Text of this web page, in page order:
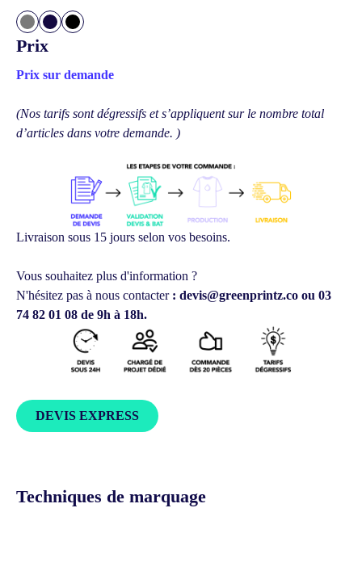
Prix
Prix sur demande
(Nos tarifs sont dégressifs et s’appliquent sur le nombre total
d’articles dans votre demande. )
Livraison sous 15 jours selon vos besoins.
Vous souhaitez plus d'information ?
N'hésitez pas à nous contacter: devis@greenprintz.co ou 03
74 82 01 08 de 9h à 18h.
DEVIS EXPRESS
Techniques de marquage